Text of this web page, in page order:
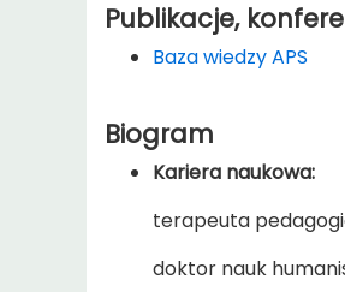
Publikacje,
Baza wiedzy APS
Biogram
Kariera naukowa:
terapeuta
doktor nauk